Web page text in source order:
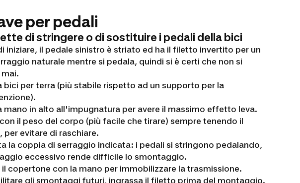
per pedali
di stringere o di sostituire i pedali della bici
iniziare, il pedale sinistro è striato ed ha il filetto invertito per un
naturale mentre si pedala, quindi si è certi che non si
bici per terra (più stabile rispetto ad un supporto per la
mano in alto all'impugnatura per avere il massimo effetto leva.
il peso del corpo (più facile che tirare) sempre tenendo il
per evitare di raschiare.
la coppia di serraggio indicata: i pedali si stringono pedalando,
eccessivo rende difficile lo smontaggio.
il copertone con la mano per immobilizzare la trasmissione.
gli smontaggi futuri, ingrassa il filetto prima del montaggio.